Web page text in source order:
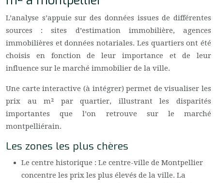
L’analyse s’appuie sur des données issues de différentes
sources : sites d’estimation immobilière, agences
immobilières et données notariales. Les quartiers ont été
choisis en fonction de leur importance et de leur
influence sur le marché immobilier de la ville.
Une carte interactive (à intégrer) permet de visualiser les
prix au m² par quartier, illustrant les disparités
importantes que l’on retrouve sur le marché
montpelliérain.
Les zones les plus chères
Le centre historique : Le centre-ville de Montpellier
concentre les prix les plus élevés de la ville. La